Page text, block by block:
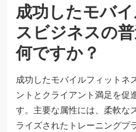
成功したモバ
スビジネスの
何ですか？
成功したモバイルフィットネ
ントとクライアント満足を促
す。主要な属性には、柔軟な
ライズされたトレーニングプ